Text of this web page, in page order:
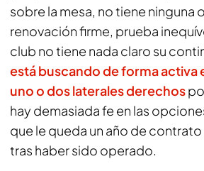
sobre la mesa, no tiene ninguna
renovación firme, prueba
club no tiene nada claro su
está buscando de forma activa
uno o dos laterales derechos
hay demasiada fe en las
que le queda un año de
tras haber sido operado.